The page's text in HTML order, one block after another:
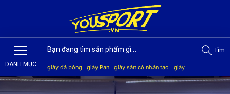
DANH MỤC
Tìm
giày đá bóng giày Pan giày sân cỏ nhân tạo
giày
Jogarbola
giày Mitre giày Akka quần áo bóng đá
giày